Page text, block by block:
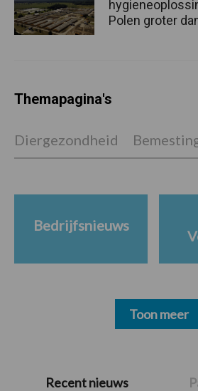
PrimaireRecent nieuws
Polen groter
Themapagina's
Diergezondheid
Bedrijfsnieuws
Toon meer